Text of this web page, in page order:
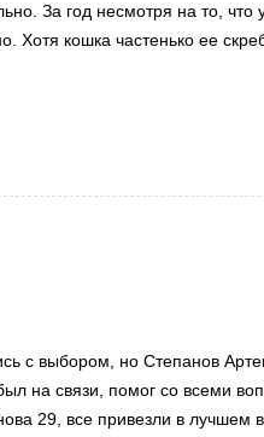
За год несмотря на то, что
Хотя кошка частенько ее
с выбором, но Степанов
на связи, помог со всеми
29, все привезли в лучшем